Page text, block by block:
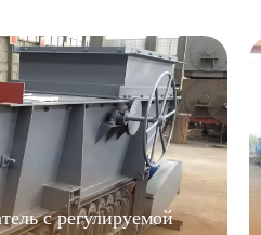
с регулируемой